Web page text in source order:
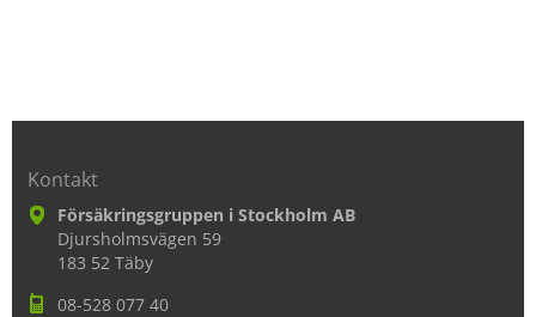
Kontakt
Försäkringsgruppen i Stockholm AB
Djursholmsvägen 59
183 52 Täby
08-528 077 40